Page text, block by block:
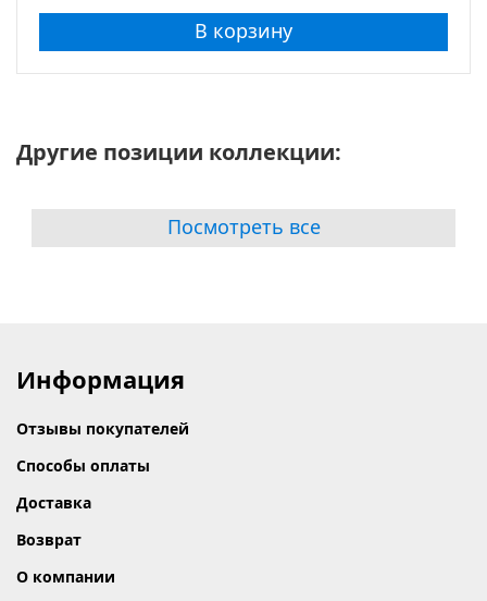
В корзину
Другие позиции коллекции:
Посмотреть все
Информация
Отзывы покупателей
Способы оплаты
Доставка
Возврат
О компании